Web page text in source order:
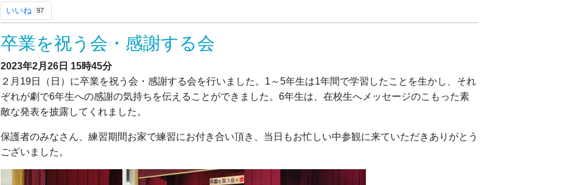
いいね 97
卒業を祝う会・感謝する会
2023年2月26日 15時45分
２月19日（日）に卒業を祝う会・感謝する会を行いました。1～5年生は1年間で学習したことを生かし、それ
ぞれが劇で6年生への感謝の気持ちを伝えることができました。6年生は、在校生へメッセージのこもった素
敵な発表を披露してくれました。
保護者のみなさん、練習期間お家で練習にお付き合い頂き、当日もお忙しい中参観に来ていただきありがとう
ございました。